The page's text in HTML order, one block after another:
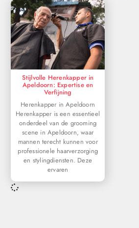
Stijlvolle Herenkapper in
Apeldoorn: Expertise en
Verfijning
Herenkapper in Apeldoorn
Herenkapper is een essentieel
onderdeel van de grooming
scene in Apeldoorn, waar
mannen terecht kunnen voor
professionele haarverzorging
en stylingdiensten. Deze
ervaren